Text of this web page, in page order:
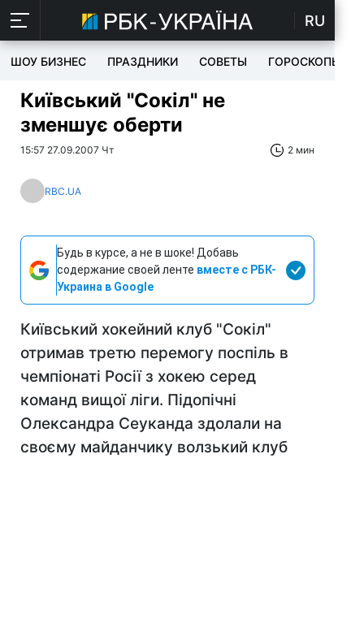
RU
ШОУ БИЗНЕС ПРАЗДНИКИ СОВЕТЫ ГОРОСКОПЫ
Київський "Сокіл" не
зменшує оберти
15:57 27.09.2007 Чт 2 мин
RBC.UA
Будь в курсе, а не в шоке! Добавь
содержание своей ленте вместе с РБК-
Украина в Google
Київський хокейний клуб "Сокіл"
отримав третю перемогу поспіль в
чемпіонаті Росії з хокею серед
команд вищої ліги. Підопічні
Олександра Сеуканда здолали на
своєму майданчику волзький клуб